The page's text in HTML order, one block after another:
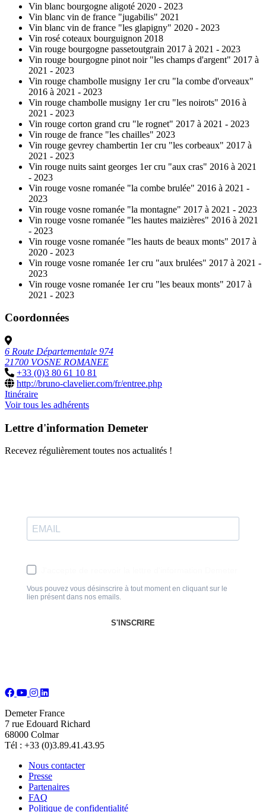
Vin blanc bourgogne aligoté 2020 - 2023
Vin blanc vin de france "jugabilis" 2021
Vin blanc vin de france "les glapigny" 2020 - 2023
Vin rosé coteaux bourguignon 2018
Vin rouge bourgogne passetoutgrain 2017 à 2021 - 2023
Vin rouge bourgogne pinot noir "les champs d'argent" 2017 à
2021 - 2023
Vin rouge chambolle musigny 1er cru "la combe d'orveaux"
2016 à 2021 - 2023
Vin rouge chambolle musigny 1er cru "les noirots" 2016 à
2021 - 2023
Vin rouge corton grand cru "le rognet" 2017 à 2021 - 2023
Vin rouge de france "les chailles" 2023
Vin rouge gevrey chambertin 1er cru "les corbeaux" 2017 à
2021 - 2023
Vin rouge nuits saint georges 1er cru "aux cras" 2016 à 2021
- 2023
Vin rouge vosne romanée "la combe brulée" 2016 à 2021 -
2023
Vin rouge vosne romanée "la montagne" 2017 à 2021 - 2023
Vin rouge vosne romanée "les hautes maizières" 2016 à 2021
- 2023
Vin rouge vosne romanée "les hauts de beaux monts" 2017 à
2020 - 2023
Vin rouge vosne romanée 1er cru "aux brulées" 2017 à 2021 -
2023
Vin rouge vosne romanée 1er cru "les beaux monts" 2017 à
2021 - 2023
Coordonnées
6 Route Départementale 974
21700 VOSNE ROMANEE
+33 (0)3 80 61 10 81
http://bruno-clavelier.com/fr/entree.php
Itinéraire
Voir tous les adhérents
Lettre d'information Demeter
Recevez régulièrement toutes nos actualités !
Vous pouvez vous désinscrire à tout moment en cliquant sur le
lien présent dans nos emails.
S'INSCRIRE
Demeter France
7 rue Edouard Richard
68000 Colmar
Tél : +33 (0)3.89.41.43.95
Nous contacter
Presse
Partenaires
FAQ
Politique de confidentialité